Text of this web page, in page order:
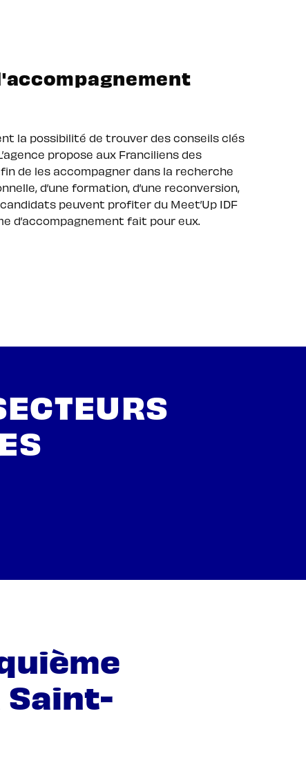
la possibilité de trouver des conseils clés
propose aux Franciliens des
de les accompagner dans la recherche
d’une formation, d’une reconversion,
candidats peuvent profiter du Meet’Up IDF
d’accompagnement fait pour eux.
Saint-